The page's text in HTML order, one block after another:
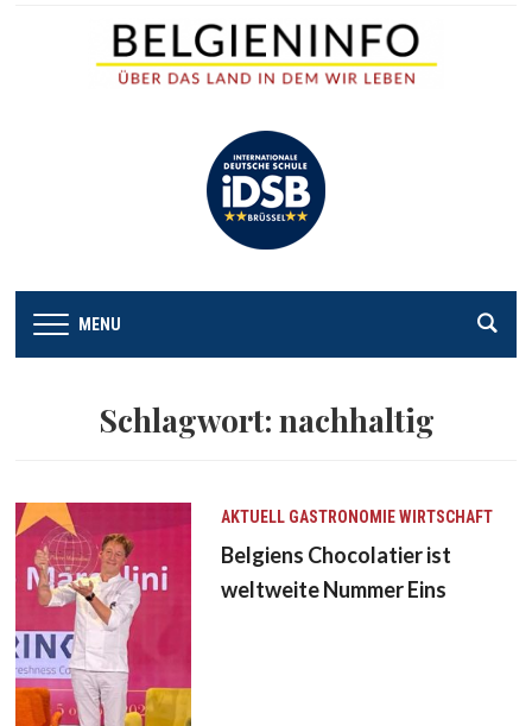
MENU
Schlagwort: nachhaltig
AKTUELL GASTRONOMIEWIRTSCHAFT
Belgiens Chocolatier ist
weltweite Nummer Eins